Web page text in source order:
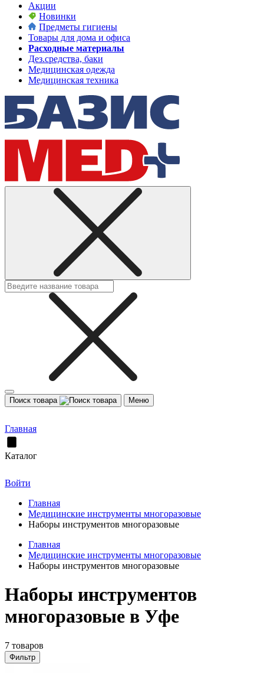
Акции
Новинки
Предметы гигиены
Товары для дома и офиса
Расходные материалы
Дез.средства, баки
Медицинская одежда
Медицинская техника
Поиск товара Меню
Главная
Каталог
Войти
Главная
Медицинские инструменты многоразовые
Наборы инструментов многоразовые
Главная
Медицинские инструменты многоразовые
Наборы инструментов многоразовые
Наборы инструментов
многоразовые в Уфе
7 товаров
Фильтр